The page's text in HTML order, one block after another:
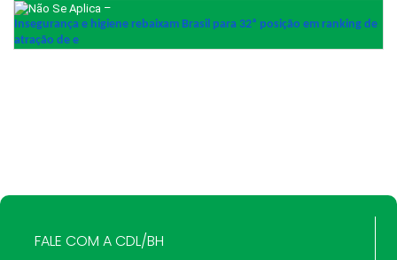
–
Insegurança e higiene rebaixam Brasil para 32ª posição em ranking de
atração de e
FALE COM A CDL/BH